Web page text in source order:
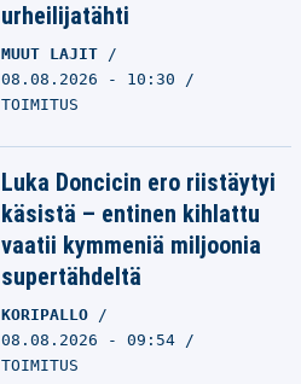
urheilijatähti
MUUT LAJIT
08.08.2026 - 10:30
TOIMITUS
Luka Doncicin ero riistäytyi
käsistä – entinen kihlattu
vaatii kymmeniä miljoonia
supertähdeltä
KORIPALLO
08.08.2026 - 09:54
TOIMITUS